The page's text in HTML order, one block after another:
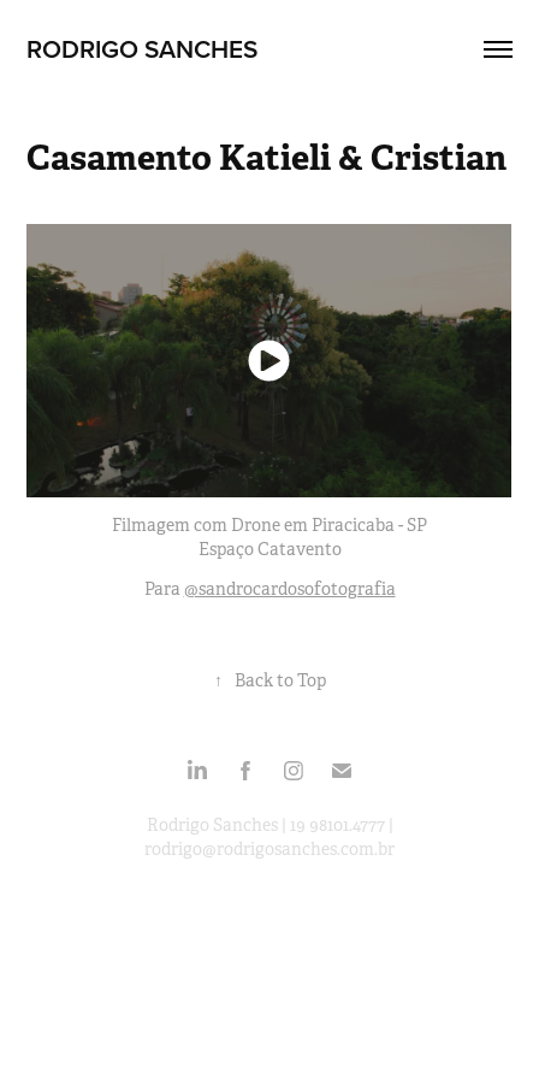
RODRIGO SANCHES
Casamento Katieli & Cristian
Filmagem com Drone em Piracicaba - SP
Espaço Catavento
Para @sandrocardosofotografia
↑ Back to Top
Rodrigo Sanches | 19 98101.4777 |
rodrigo@rodrigosanches.com.br